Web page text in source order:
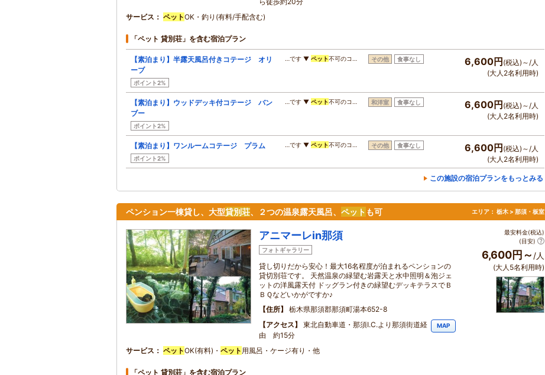
サービス ペットOK・釣り(有料/手配含む)
「ペット 貸別荘」を含む宿泊プラン
【素泊まり】半露天風呂付きコテージ オリ
ーブ
ポイント2%
…です ▼ ペット不可のコ… その他 食事なし 6,600円 (税込)～/人
(大人2名利用時)
【素泊まり】ウッドデッキ付コテージ バン
ブー
ポイント2%
…です ▼ ペット不可のコ… 和洋室 食事なし 6,600円 (税込)～/人
(大人2名利用時)
【素泊まり】ワンルームコテージ プラム
ポイント2%
…です ▼ ペット不可のコ… その他 食事なし 6,600円 (税込)～/人
(大人2名利用時)
この施設の宿泊プランをもっとみる
ペンション一棟貸し、大型貸別荘、２つの温泉露天風呂、 ペット も可 エリア： 栃木 > 那須・板室
アニマーレin那須
フォトギャラリー
貸し切りだから安心！最大16名程度が泊まれるペンションの
貸切別荘です。 天然温泉の緑望む岩露天と水中照明＆泡ジェ
ットの洋風露天付 ドッグラン付きの緑望むデッキテラスでＢ
ＢＱなどいかがですか♪
住所
栃木県那須郡那須町湯本652-8
アクセス
東北自動車道・那須I.C.より那須街道経
由 約15分
MAP
最安料金(税込)
(目安)
6,600円～ /人
(大人5名利用時)
サービス ペットOK(有料)・ ペット 用風呂・ケージ有り・他
「ペット 貸別荘」を含む宿泊プラン